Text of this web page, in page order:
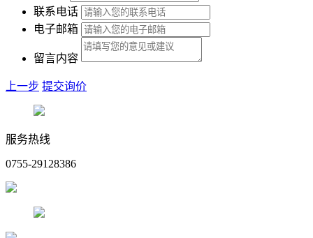
联系电话
电子邮箱
留言内容
上一步 提交询价
服务热线
0755-29128386